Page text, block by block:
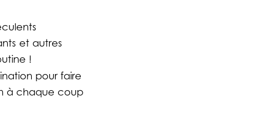
et autres
!
pour faire
à chaque coup